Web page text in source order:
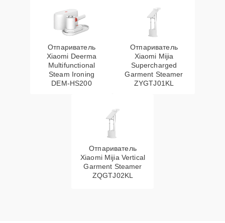
Отпариватель
Xiaomi Deerma
Multifunctional
Steam Ironing
DEM-HS200
Отпариватель
Xiaomi Mijia
Supercharged
Garment Steamer
ZYGTJ01KL
Отпариватель
Xiaomi Mijia Vertical
Garment Steamer
ZQGTJ02KL